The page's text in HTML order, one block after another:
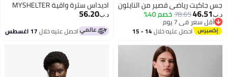
جس جاكيت رياضي قصير من النايلون
د.ب‏ 46.51
78.65خصم 40%
أقل سعر في 7 يوم
أقل سعر في 7 يوماحصل عليه خلال 14 - 15
اديداس سترة واقية MYSHELTER
د.ب‏ 56.20
احصل عليه خلال17 اغسطس